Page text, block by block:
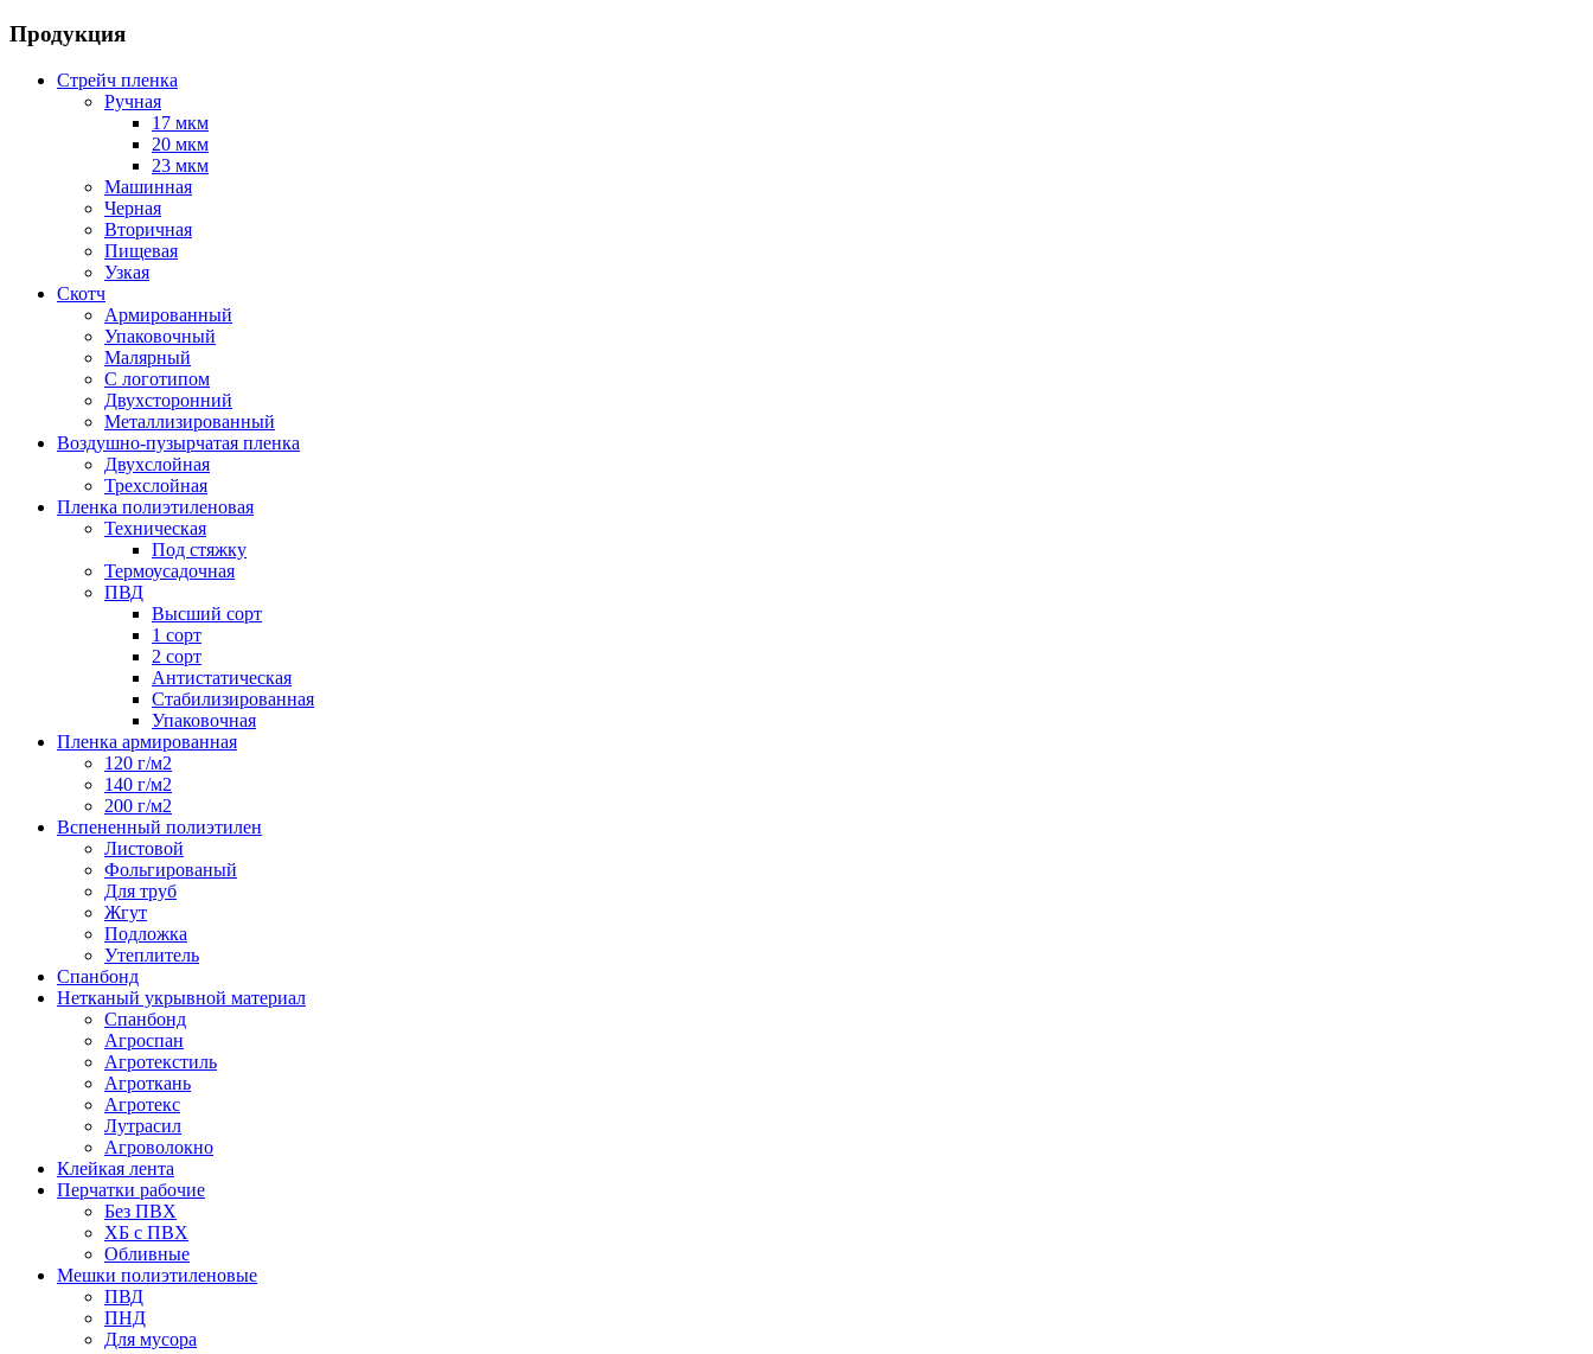
Продукция
Стрейч пленка
Ручная
17 мкм
20 мкм
23 мкм
Машинная
Черная
Вторичная
Пищевая
Узкая
Скотч
Армированный
Упаковочный
Малярный
С логотипом
Двухсторонний
Металлизированный
Воздушно-пузырчатая пленка
Двухслойная
Трехслойная
Пленка полиэтиленовая
Техническая
Под стяжку
Термоусадочная
ПВД
Высший сорт
1 сорт
2 сорт
Антистатическая
Стабилизированная
Упаковочная
Пленка армированная
120 г/м2
140 г/м2
200 г/м2
Вспененный полиэтилен
Листовой
Фольгированый
Для труб
Жгут
Подложка
Утеплитель
Спанбонд
Нетканый укрывной материал
Спанбонд
Агроспан
Агротекстиль
Агроткань
Агротекс
Лутрасил
Агроволокно
Клейкая лента
Перчатки рабочие
Без ПВХ
ХБ с ПВХ
Обливные
Мешки полиэтиленовые
ПВД
ПНД
Для мусора